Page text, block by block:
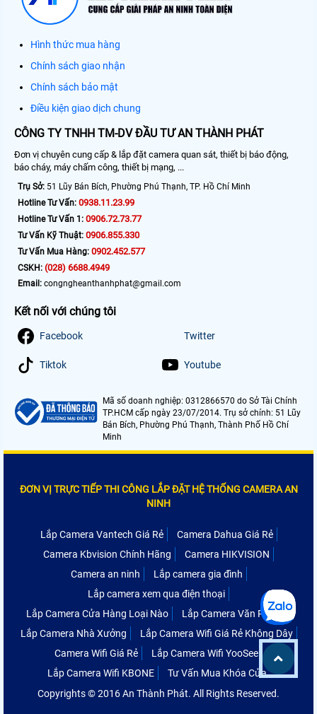
Hình thức mua hàng
Chính sách giao nhận
Chính sách bảo mật
Điều kiện giao dịch chung
CÔNG TY TNHH TM-DV ĐẦU TƯ AN THÀNH PHÁT
Đơn vị chuyên cung cấp & lắp đặt camera quan sát, thiết bị báo động,
báo cháy, máy chấm công, thiết bị mạng, ...
Trụ Sở: 51 Lũy Bán Bích, Phường Phú Thạnh, TP. Hồ Chí Minh
Hotline Tư Vấn: 0938.11.23.99
Hotline Tư Vấn 1: 0906.72.73.77
Tư Vấn Kỹ Thuật: 0906.855.330
Tư Vấn Mua Hàng: 0902.452.577
CSKH: (028) 6688.4949
Email: congngheanthanhphat@gmail.com
Kết nối với chúng tôi
Facebook Twitter
Tiktok Youtube
Mã số doanh nghiệp: 0312866570 do Sở Tài Chính
TP.HCM cấp ngày 23/07/2014. Trụ sở chính: 51 Lũy
Bán Bích, Phường Phú Thạnh, Thành Phố Hồ Chí
Minh
ĐƠN VỊ TRỰC TIẾP THI CÔNG LẮP ĐẶT HỆ THỐNG CAMERA AN
NINH
Lắp Camera Vantech Giá Rẻ
Camera Dahua Giá Rẻ
Camera Kbvision Chính Hãng
Camera HIKVISION
Camera an ninh
Lắp camera gia đình
Lắp camera xem qua điện thoại
Lắp Camera Cửa Hàng Loại Nào
Lắp Camera Văn Phòng
Lắp Camera Nhà Xưởng
Lắp Camera Wifi Giá Rẻ Không Dây
Camera Wifi Giá Rẻ
Lắp Camera Wifi YooSee
Lắp Camera Wifi KBONE
Tư Vấn Mua Khóa Cửa
Copyrights © 2016 An Thành Phát. All Rights Reserved.